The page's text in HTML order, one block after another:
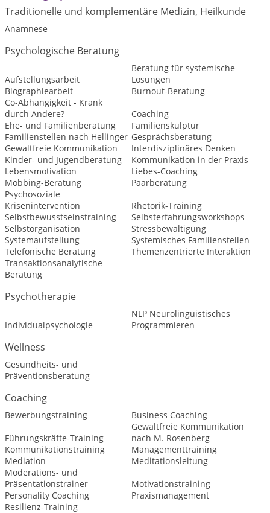
Traditionelle und komplementäre Medizin, Heilkunde
Anamnese
Psychologische Beratung
Aufstellungsarbeit
Beratung für systemische
Lösungen
Biographiearbeit
Burnout-Beratung
Co-Abhängigkeit - Krank
durch Andere?
Coaching
Ehe- und Familienberatung
Familienskulptur
Familienstellen nach Hellinger Gesprächsberatung
Gewaltfreie Kommunikation
Interdisziplinäres Denken
Kinder- und Jugendberatung
Kommunikation in der Praxis
Lebensmotivation
Liebes-Coaching
Mobbing-Beratung
Paarberatung
Psychosoziale
Krisenintervention
Rhetorik-Training
Selbstbewusstseinstraining
Selbsterfahrungsworkshops
Selbstorganisation
Stressbewältigung
Systemaufstellung
Systemisches Familienstellen
Telefonische Beratung
Themenzentrierte Interaktion
Transaktionsanalytische
Beratung
Psychotherapie
Individualpsychologie
NLP Neurolinguistisches
Programmieren
Wellness
Gesundheits- und
Präventionsberatung
Coaching
Bewerbungstraining
Business Coaching
Führungskräfte-Training
Gewaltfreie Kommunikation
nach M. Rosenberg
Kommunikationstraining
Managementtraining
Mediation
Meditationsleitung
Moderations- und
Präsentationstrainer
Motivationstraining
Personality Coaching
Praxismanagement
Resilienz-Training